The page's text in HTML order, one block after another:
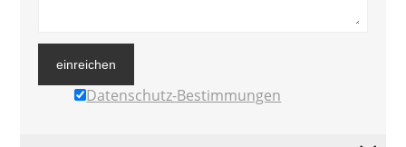
einreichen
Datenschutz-Bestimmungen